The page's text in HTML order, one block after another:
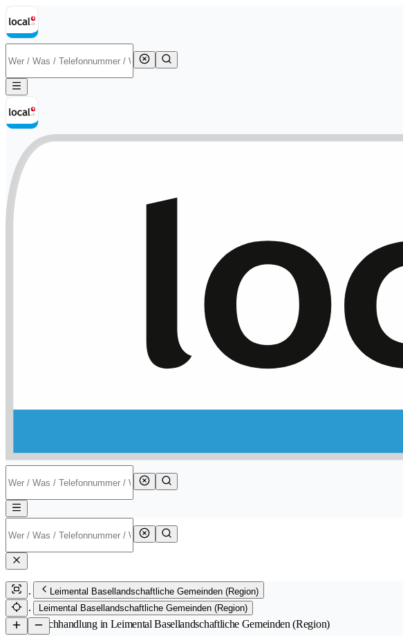
Leimental Basellandschaftliche Gemeinden (Region)
Leimental Basellandschaftliche Gemeinden (Region)
/Buchhandlung in Leimental Basellandschaftliche Gemeinden (Region)